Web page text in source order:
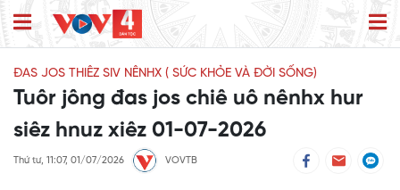
ĐAS JOS THIÊZ SIV NÊNHX ( SỨC KHỎE VÀ ĐỜI SỐNG)
Tuôr jông đas jos chiê uô nênhx hur
siêz hnuz xiêz 01-07-2026
Thứ tư, 11:07, 01/07/2026 VOVTB